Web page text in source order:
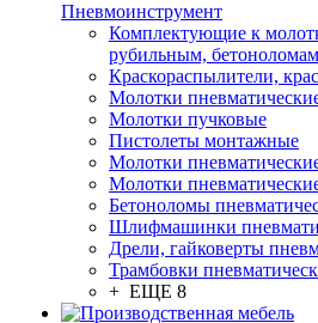
Пневмоинструмент
Комплектующие к
рубильным, бетоноломам
Краскораспылители,
Молотки
Молотки пучковые
Пистолеты монтажные
Молотки
Молотки
Бетоноломы
Шлифмашинки
Дрели, гайковерты
Трамбовки
+ ЕЩЕ 8